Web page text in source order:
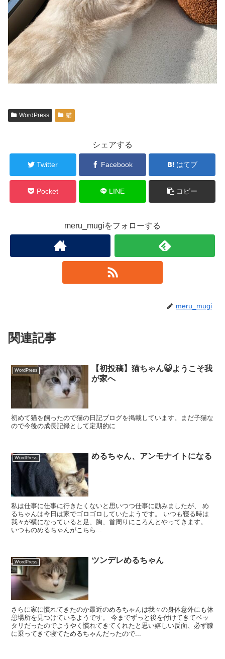
WordPress 猫
シェアする
Twitter Facebook はてブ
Pocket LINE コピー
meru_mugiをフォローする
meru_mugi
関連記事
WordPress
【初投稿】猫ちゃん😺ようこそ我
が家へ
初めて猫を飼ったので猫の日記ブログを掲載しています。まだ子猫な
ので今後の成長記録として定期的に
WordPress めるちゃん、アンモナイトになる
私は仕事に仕事に行きたくないと思いつつ仕事に励みましたが、 め
るちゃんは今日は家でゴロゴロしていたようです。 いつも寝る時は
我々が横になっていると足、胸、首周りにころんとやってきます。
いつものめるちゃんがこちら...
WordPress ツンデレめるちゃん
さらに家に慣れてきたのか最近のめるちゃんは我々の身体意外にも休
憩場所を見つけているようです。 今までずっと後を付けてきてベッ
タリだったのでようやく慣れてきてくれたと思い嬉しい反面、必ず膝
に乗ってきて寝てためるちゃんだったので...